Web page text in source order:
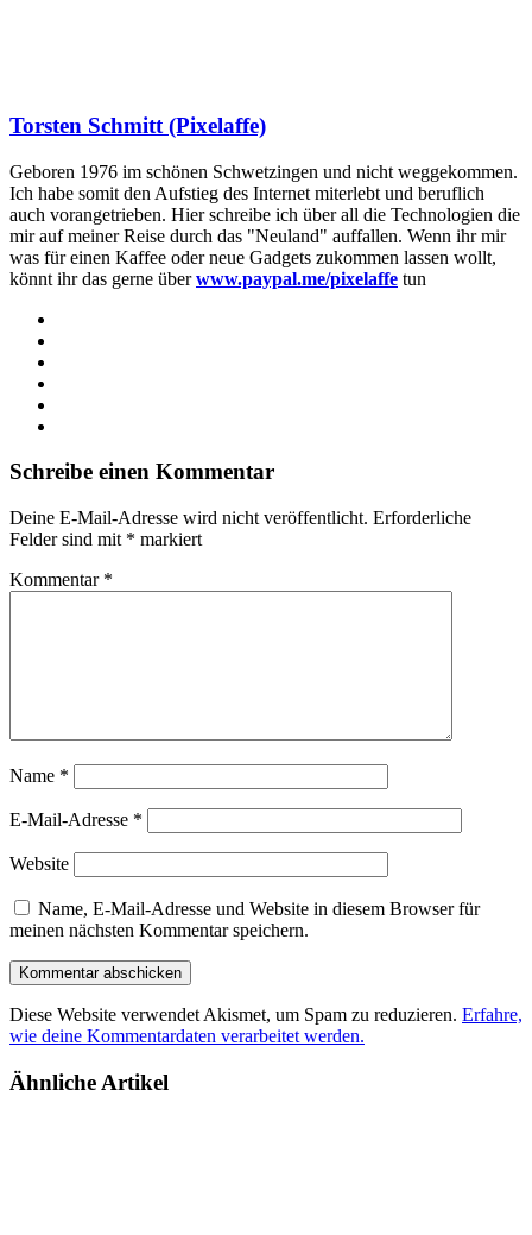
Torsten Schmitt (Pixelaffe)
Geboren 1976 im schönen Schwetzingen und nicht weggekommen.
Ich habe somit den Aufstieg des Internet miterlebt und beruflich
auch vorangetrieben. Hier schreibe ich über all die Technologien die
mir auf meiner Reise durch das "Neuland" auffallen. Wenn ihr mir
was für einen Kaffee oder neue Gadgets zukommen lassen wollt,
könnt ihr das gerne überwww.paypal.me/pixelaffe tun
Schreibe einen Kommentar
Deine E-Mail-Adresse wird nicht veröffentlicht. Erforderliche
Felder sind mit * markiert
Kommentar *
Name *
E-Mail-Adresse *
Website
Name, E-Mail-Adresse und Website in diesem Browser für
meinen nächsten Kommentar speichern.
Diese Website verwendet Akismet, um Spam zu reduzieren. Erfahre,
wie deine Kommentardaten verarbeitet werden.
Ähnliche Artikel